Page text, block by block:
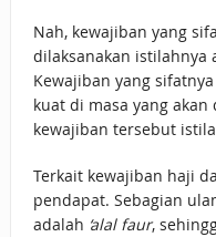
Nah, kewajiban yang
dilaksanakan istilahnya
Kewajiban yang
kuat di masa yang
kewajiban tersebut
Terkait kewajiban haji
pendapat. Sebagian
adalah ‘alal faur,